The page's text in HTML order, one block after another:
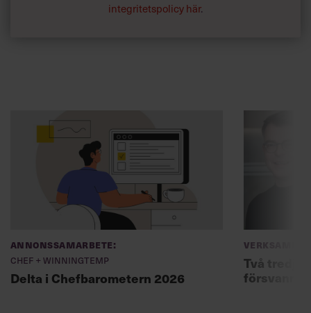
integritetspolicy här.
Annonssamarbete:
Chef + Winningtemp
Delta i Chefbarometern 2026
Två
försvann